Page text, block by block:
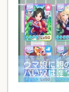
ウマ娘に親
バい奴は誰